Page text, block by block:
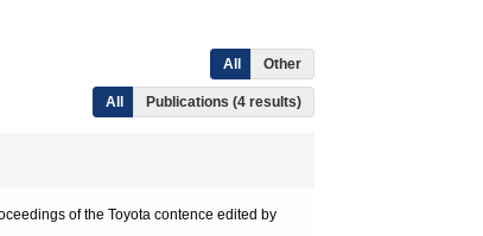
All Other
All Publications (4 results)
of the Toyota contence edited by